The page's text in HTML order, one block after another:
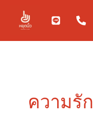
content
ความรัก